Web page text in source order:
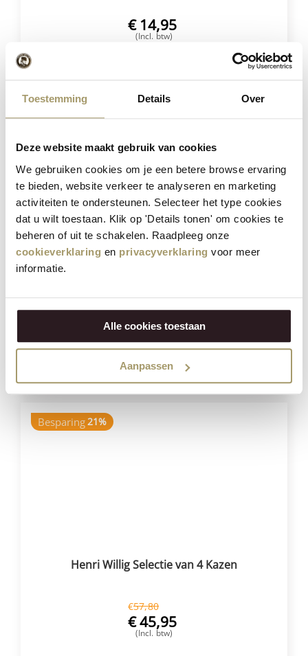
Toestemming Details Over
Deze website maakt gebruik van cookies
We gebruiken cookies om je een betere browse ervaring
te bieden, website verkeer te analyseren en marketing
activiteiten te ondersteunen. Selecteer het type cookies
dat u wilt toestaan. Klik op 'Details tonen' om cookies te
beheren of uit te schakelen. Raadpleeg onze
cookieverklaring en privacyverklaring voor meer
informatie.
Alle cookies toestaan
Aanpassen
€ 14,95
(Incl. btw)
€181,40
€139,95
VOEG TOE
Besparing21%
Henri Willig Selectie van 4 Kazen
€57,80
€45,95
(Incl. btw)